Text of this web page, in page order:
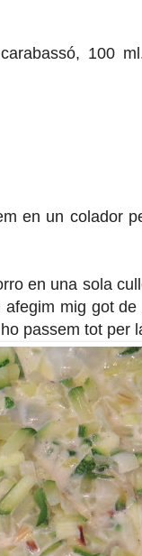
100
en un colador
en una sola
mig got
passem tot per